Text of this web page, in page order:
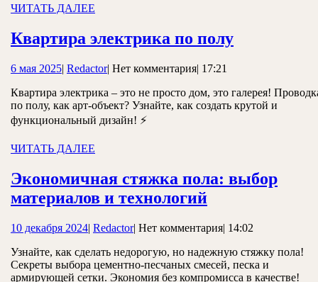
ЧИТАТЬ ДАЛЕЕ
Квартира электрика по полуКвартира
полу
6 мая 20256
2025
| RedactorRedactor
| Нет комментария| 17:21
Квартира электрика – это не просто дом, это галерея!
по полу, как арт-объект? Узнайте, как создать крутой и
функциональный дизайн! ⚡
ЧИТАТЬ ДАЛЕЕ
Экономичная стяжка пола: выбор
материалов и технологийЭкономичная
пола:
выбор
материалов
10 декабря 202410
2024
| RedactorRedactor
| Нет комментария| 14:02
Узнайте, как сделать недорогую, но надежную стяжку пола!
Секреты выбора цементно-песчаных смесей, песка и
армирующей сетки. Экономия без компромисса в качестве!